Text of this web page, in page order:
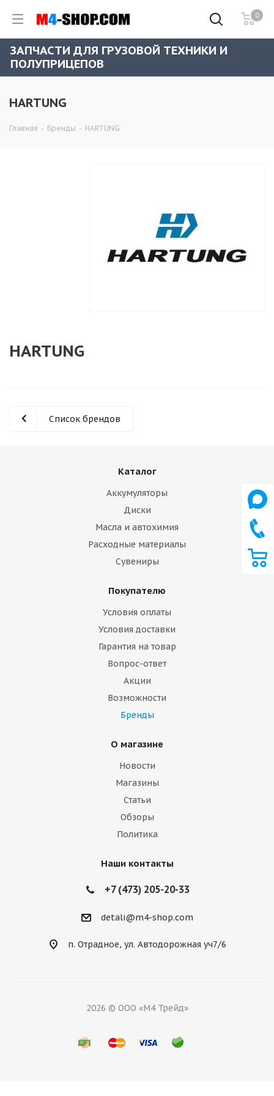
0
ЗАПЧАСТИ ДЛЯ ГРУЗОВОЙ ТЕХНИКИ И
ПОЛУПРИЦЕПОВ
HARTUNG
Главная - Бренды - HARTUNG
HARTUNG
Список брендов
Каталог
Аккумуляторы
Диски
Масла и автохимия
Расходные материалы
Сувениры
Покупателю
Условия оплаты
Условия доставки
Гарантия на товар
Вопрос-ответ
Акции
Возможности
Бренды
О магазине
Новости
Магазины
Статьи
Обзоры
Политика
Наши контакты
+7 (473) 205-20-33
detali@m4-shop.com
п. Отрадное, ул. Автодорожная уч7/6
2026 © ООО «М4 Трейд»